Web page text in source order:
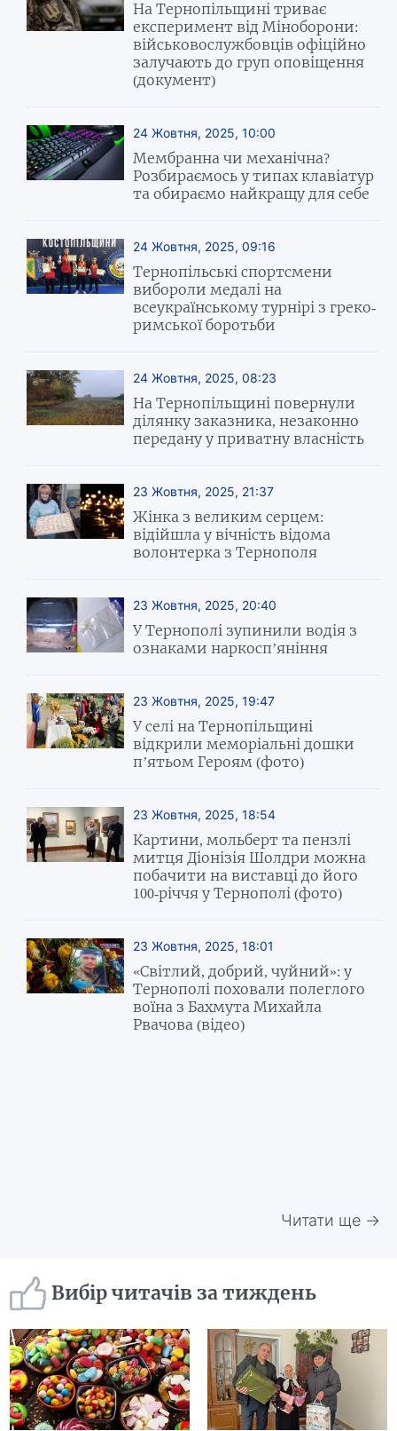
На Тернопільщині триває
експеримент від Міноборони:
військовослужбовців офіційно
залучають до груп оповіщення
(документ)
24 Жовтня, 2025, 10:00
Мембранна чи механічна?
Розбираємось у типах клавіатур
та обираємо найкращу для себе
24 Жовтня, 2025, 09:16
Тернопільські спортсмени
вибороли медалі на
всеукраїнському турнірі з греко-
римської боротьби
24 Жовтня, 2025, 08:23
На Тернопільщині повернули
ділянку заказника, незаконно
передану у приватну власність
23 Жовтня, 2025, 21:37
Жінка з великим серцем:
відійшла у вічність відома
волонтерка з Тернополя
23 Жовтня, 2025, 20:40
У Тернополі зупинили водія з
ознаками наркосп’яніння
23 Жовтня, 2025, 19:47
У селі на Тернопільщині
відкрили меморіальні дошки
п’ятьом Героям (фото)
23 Жовтня, 2025, 18:54
Картини, мольберт та пензлі
митця Діонізія Шолдри можна
побачити на виставці до його
100-річчя у Тернополі (фото)
23 Жовтня, 2025, 18:01
«Світлий, добрий, чуйний»: у
Тернополі поховали полеглого
воїна з Бахмута Михайла
Рвачова (відео)
Читати ще →
Вибір читачів за тиждень